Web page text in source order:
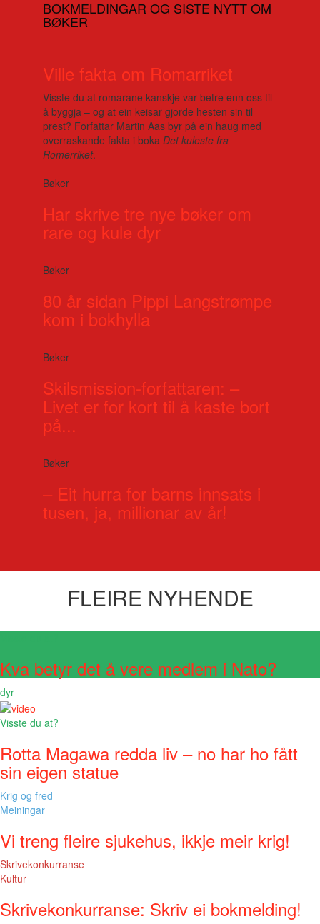
BOKMELDINGAR OG SISTE NYTT OM
BØKER
Ville fakta om Romarriket
Visste du at romarane kanskje var betre enn oss til
å byggja – og at ein keisar gjorde hesten sin til
prest? Forfattar Martin Aas byr på ein haug med
overraskande fakta i boka Det kuleste fra
Romerriket.
Bøker
Har skrive tre nye bøker om
rare og kule dyr
Bøker
80 år sidan Pippi Langstrømpe
kom i bokhylla
Bøker
Skilsmission-forfattaren: –
Livet er for kort til å kaste bort
på...
Bøker
– Eit hurra for barns innsats i
tusen, ja, millionar av år!
FLEIRE NYHENDE
Kva betyr det å vere medlem i Nato?
dyr
Visste du at?
Rotta Magawa redda liv – no har ho fått
sin eigen statue
Krig og fred
Meiningar
Vi treng fleire sjukehus, ikkje meir krig!
Skrivekonkurranse
Kultur
Skrivekonkurranse: Skriv ei bokmelding!